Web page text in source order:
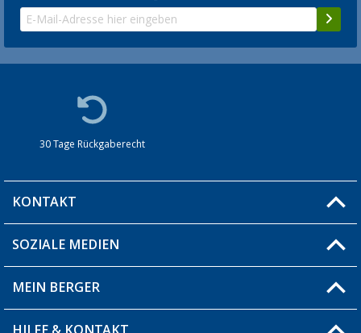
30 Tage Rückgaberecht
KONTAKT
Du hast eine Frage?
Filiale finden
SOZIALE MEDIEN
MEIN BERGER